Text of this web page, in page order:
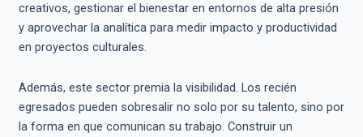
creativos, gestionar el bienestar en entornos de alta presión
y aprovechar la analítica para medir impacto y productividad
en proyectos culturales.
Además, este sector premia la visibilidad. Los recién
egresados pueden sobresalir no solo por su talento, sino por
la forma en que comunican su trabajo. Construir un